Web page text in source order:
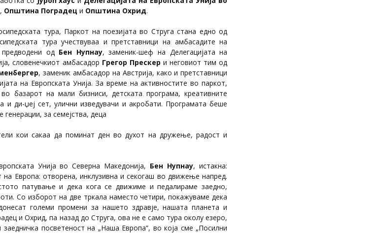
, Општина Поградец и Општина Охрид.
тура, Паркот на поезијата во Струга стана едно од
тура учествуваа и претставници на амбасадите на
од Бен Нупнау, заменик-шеф на Делегацијата на
словенечкиот амбасадор Грегор Прескер и неговиот тим од
, заменик амбасадор на Австрија, како и претставници
на Европската Унија. За време на активностите во паркот,
базарот на мали бизниси, детската програма, креативните
и ди-џеј сет, улични изведувачи и акробати. Програмата беше
за семејства, деца
кои сакаа да поминат ден во духот на дружење, радост и
Унија во Северна Македонија, Бен Нупнау, истакна:
на Европа: отворена, инклузивна и секогаш во движење напред.
патување и дека кога се движиме и педалираме заедно,
Со изборот на две тркала наместо четири, покажуваме дека
големи промени за нашето здравје, нашата планета и
и Охрид, па назад до Струга, ова не е само тура околу езеро,
заедничка посветеност на „Наша Европа“, во која сме „Посилни